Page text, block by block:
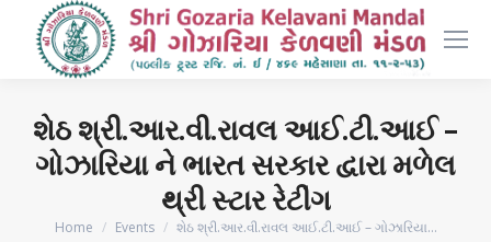
શેઠ શ્રી.આર.વી.રાવલ આઈ.ટી.આઈ –
ગોઝારિયા ને ભારત સરકાર દ્વારા મળેલ
થ્રી સ્ટાર રેટીંગ
You are here:
Home Events શેઠ શ્રી.આર.વી.રાવલ આઈ.ટી.આઈ – ગોઝારિયા…